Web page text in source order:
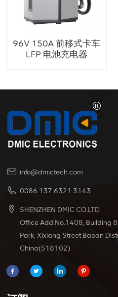
96V 150A 前移式卡车
LFP 电池充电器
info@dmictech.com
0086 137 6321 3143
SHENZHEN DMIC CO.LTD
Office Add:No.1408, Building
Park, Xixiang Street Baoan
China(518102)